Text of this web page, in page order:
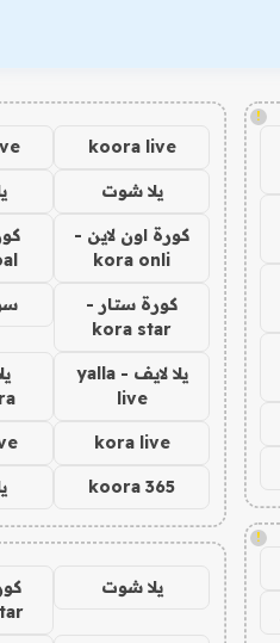
!
!
koora live
يلا شوت
كورة اون لاين -
kora onli
كورة ستار -
kora star
يلا لايف - yalla
live
kora live
koora 365
يلا شوت